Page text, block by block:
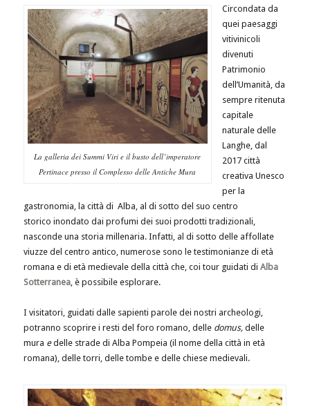
La galleria dei Summi Viri e il busto dell’imperatore
Pertinace presso il Complesso delle Antiche Mura
Circondata da
quei paesaggi
vitivinicoli
divenuti
Patrimonio
dell’Umanità, da
sempre ritenuta
capitale
naturale delle
Langhe, dal
2017 città
creativa Unesco
per la
gastronomia, la città di Alba, al di sotto del suo centro
storico inondato dai profumi dei suoi prodotti tradizionali,
nasconde una storia millenaria. Infatti, al di sotto delle affollate
viuzze del centro antico, numerose sono le testimonianze di età
romana e di età medievale della città che, coi tour guidati di Alba
Sotterranea, è possibile esplorare.
I visitatori, guidati dalle sapienti parole dei nostri archeologi,
potranno scoprire i resti del foro romano, delle domus, delle
mura edelle strade di Alba Pompeia (il nome della città in età
romana), delle torri, delle tombe e delle chiese medievali.